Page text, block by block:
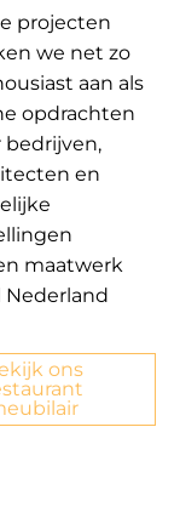
projecten
we net zo
aan als
opdrachten
bedrijven,
en
maatwerk
Nederland
ons